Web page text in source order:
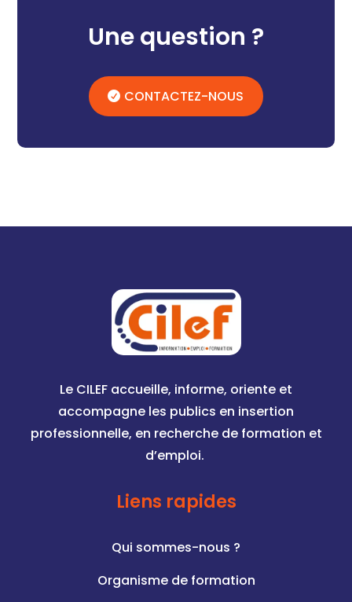
Une question ?
CONTACTEZ-NOUS
Le CILEF accueille, informe, oriente et
accompagne les publics en insertion
professionnelle, en recherche de formation et
d’emploi.
Liens rapides
Qui sommes-nous ?
Organisme de formation